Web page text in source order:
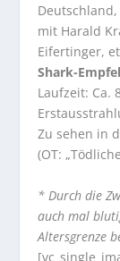
Deutschland,
mit Harald
Eifertinger,
Shark-
Laufzeit: Ca.
Zu sehen in
(OT:
* Durch die
auch mal
Altersgrenze